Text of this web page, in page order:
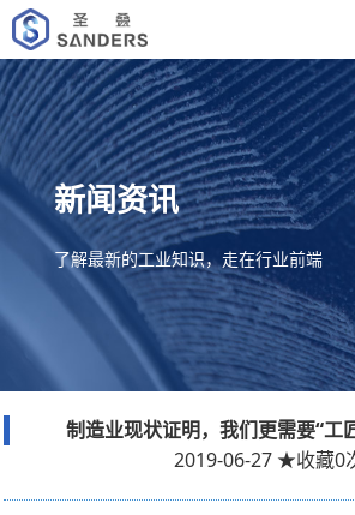
新闻资讯
了解最新的工业知识，走在行业前端
制造业现状证明，我们更需要“工
2019-06-27 ★收藏0